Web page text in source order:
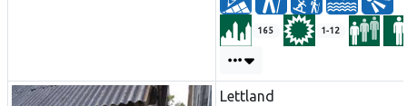
165 1-12
Lettland